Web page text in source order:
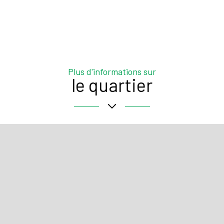
Plus d'informations sur
le quartier